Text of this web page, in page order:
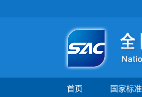
首页 国家标准